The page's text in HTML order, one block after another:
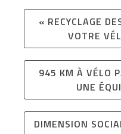
« RECYCLAGE
VOTRE
945 KM À VÉLO
UNE
DIMENSION